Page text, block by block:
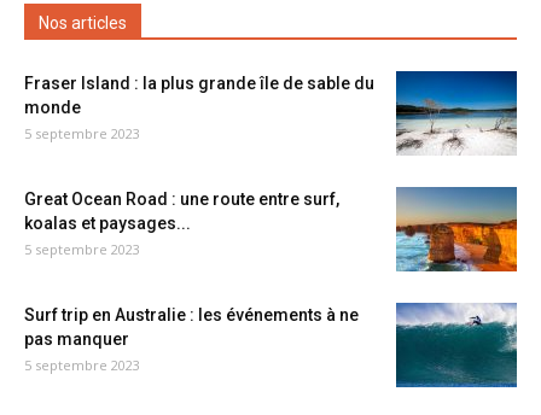
Nos articles
Fraser Island : la plus grande île de sable du
monde
5 septembre 2023
Great Ocean Road : une route entre surf,
koalas et paysages...
5 septembre 2023
Surf trip en Australie : les événements à ne
pas manquer
5 septembre 2023